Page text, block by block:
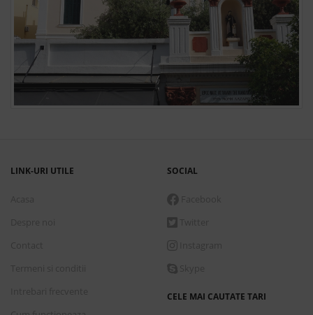
LINK-URI UTILE SOCIAL
CELE MAI CAUTATE TARI